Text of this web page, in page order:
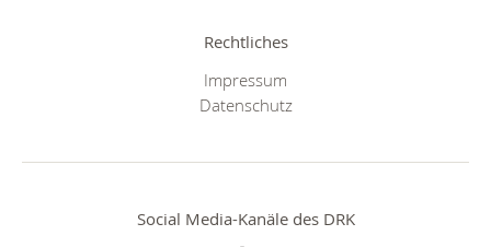
Rechtliches
Impressum
Datenschutz
Social Media-Kanäle des DRK